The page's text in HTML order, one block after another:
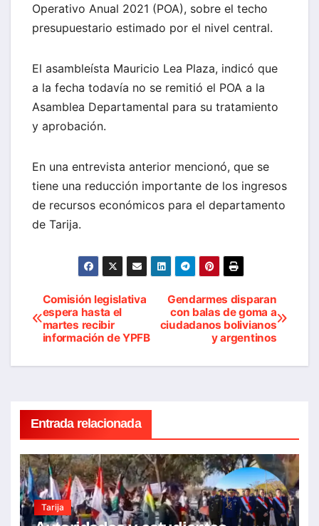
Operativo Anual 2021 (POA), sobre el techo
presupuestario estimado por el nivel central.
El asambleísta Mauricio Lea Plaza, indicó que
a la fecha todavía no se remitió el POA a la
Asamblea Departamental para su tratamiento
y aprobación.
En una entrevista anterior mencionó, que se
tiene una reducción importante de los ingresos
de recursos económicos para el departamento
de Tarija.
Navegación
de
entradas
Gendarmes disparan
con balas de goma a
ciudadanos bolivianos
y argentinos
Comisión legislativa
espera hasta el
martes recibir
información de YPFB
Entrada relacionada
Tarija